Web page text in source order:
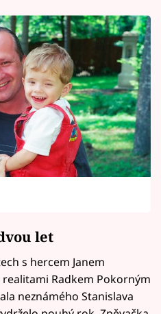
let
s hercem Janem
Radkem Pokorným
neznámého Stanislava